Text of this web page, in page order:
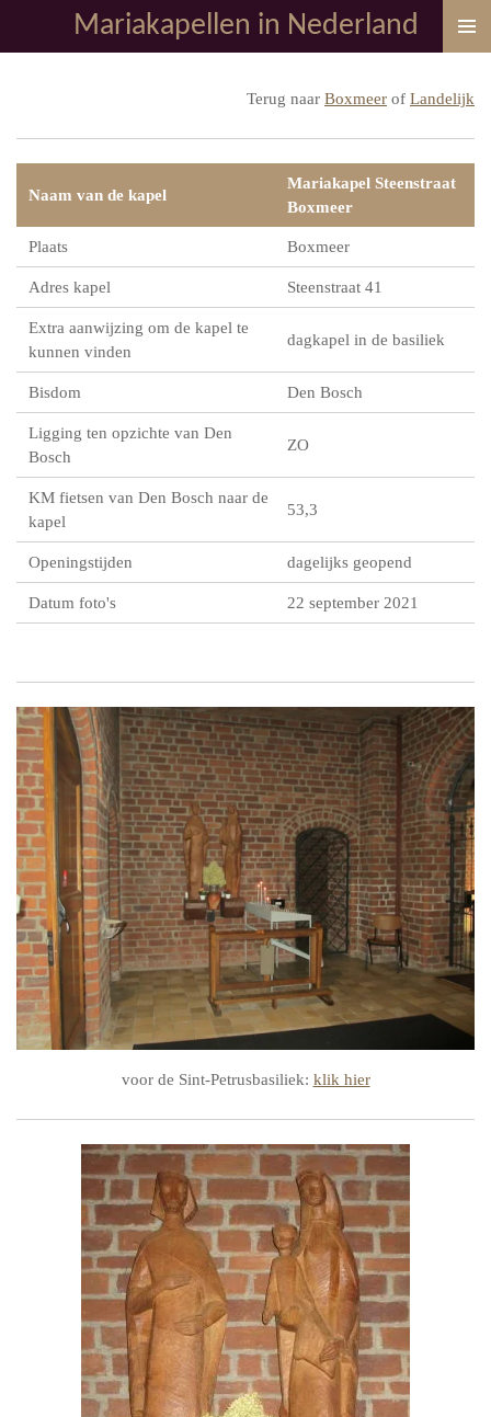
direct
Mariakapellen in Nederland
Terug naar Boxmeer of Landelijk
Naam van de kapel
Mariakapel Steenstraat
Boxmeer
Plaats Boxmeer
Adres kapel Steenstraat 41
Extra aanwijzing om de kapel te
kunnen vinden
dagkapel in de basiliek
Bisdom Den Bosch
Ligging ten opzichte van Den
Bosch
ZO
KM fietsen van Den Bosch naar de
kapel
53,3
Openingstijden dagelijks geopend
Datum foto's 22 september 2021
voor de Sint-Petrusbasiliek: klik hier